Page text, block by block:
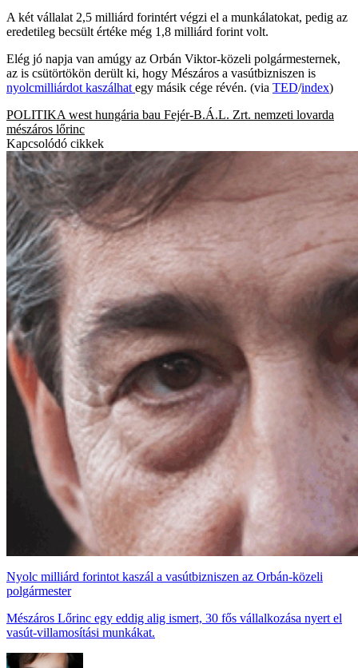
A két vállalat 2,5 milliárd forintért végzi el a munkálatokat, pedig az
eredetileg becsült értéke még 1,8 milliárd forint volt.
Elég jó napja van amúgy az Orbán Viktor-közeli polgármesternek,
az is csütörtökön derült ki, hogy Mészáros a vasútbizniszen is
nyolcmilliárdot kaszálhat egy másik cége révén. (via TED/index)
POLITIKA west hungária bau Fejér-B.Á.L. Zrt. nemzeti lovarda
mészáros lőrinc
Kapcsolódó cikkek
Nyolc milliárd forintot kaszál a vasútbizniszen az Orbán-közeli
polgármester
Mészáros Lőrinc egy eddig alig ismert, 30 fős vállalkozása nyert el
vasút-villamosítási munkákat.